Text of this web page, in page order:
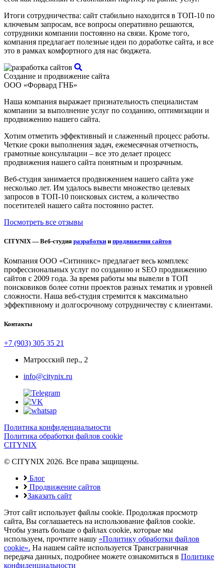
Итоги сотрудничества: сайт стабильно находится в ТОП-10 по
ключевым запросам, все вопросы оперативно решаются,
сотрудники компании постоянно на связи. Кроме того,
компания предлагает полезные идеи по доработке сайта, и все
это в рамках комфортного для нас бюджета.
Создание и продвижение сайта
ООО «Форвард ГНБ»
Наша компания выражает признательность специалистам
компании за выполнение услуг по созданию, оптимизации и
продвижению нашего сайта.
Хотим отметить эффективный и слаженный процесс работы.
Четкие сроки выполнения задач, ежемесячная отчетность,
грамотные консультации – все это делает процесс
продвижения нашего сайта понятным и прозрачным.
Веб-студия занимается продвижением нашего сайта уже
несколько лет. Им удалось вывести множество целевых
запросов в ТОП-10 поисковых систем, а количество
посетителей нашего сайта постоянно растет.
Посмотреть все отзывы
CITYNIX — Веб-студия разработки и продвижения сайтов
Компания ООО «Ситиникс» предлагает весь комплекс
профессиональных услуг по созданию и SEO продвижению
сайтов с 2009 года. За время работы мы вывели в ТОП
поисковиков более сотни проектов разных тематик и уровней
сложности. Наша веб-студия стремится к максимально
эффективному и долгосрочному сотрудничеству с клиентами.
Контакты
+7 (903) 305 35 21
Матросский пер., 2
info@citynix.ru
Политика конфиденциальности
Политика обработки файлов cookie
CITYNIX
© CITYNIX 2026. Все права защищены.
Блог
Продвижение сайтов
Заказать сайт
Этот сайт использует файлы cookie. Продолжая просмотр
сайта, Вы соглашаетесь на использование файлов cookie.
Чтобы узнать больше о файлах cookie, которые мы
используем, прочтите нашу «Политику обработки файлов
cookie». На нашем сайте используется Трансграничная
передача данных, подробнее можете ознакомиться в Политике
конфиденциальности